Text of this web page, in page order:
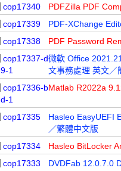
cop17340
PDFZilla PDF
cop17339
PDF-XChange
cop17338
PDF Password
cop17337-d
9-1
微軟 Office
文事務處理 英文／
cop17336-b
d-1
Matlab R2022a
cop17335
Hasleo EasyUEFI
／繁體中文版
cop17334
Hasleo BitLocker
cop17333
DVDFab 12.0.7.0